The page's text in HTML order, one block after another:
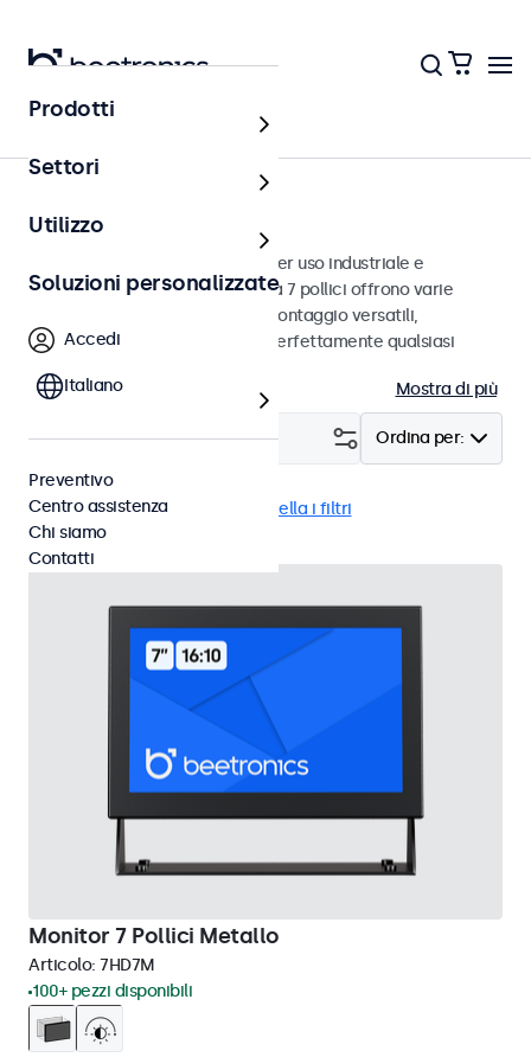
Monitor
Monitor da 7 pollici
Monitor da 7 pollici progettati per uso industriale e
commerciale. Questi monitor da 7 pollici offrono varie
connessioni video e opzioni di montaggio versatili,
consentendo loro di integrarsi perfettamente qualsiasi
Mostra di più
Ordina per:
Filtro (1)
Monitor 7 pollici Cancella i filtri
Monitor 7 Pollici Metallo
Articolo: 7HD7M
100+ pezzi disponibili
Prodotti
Settori
Utilizzo
Soluzioni personalizzate
Accedi
Italiano
Preventivo
Centro assistenza
Chi siamo
Contatti